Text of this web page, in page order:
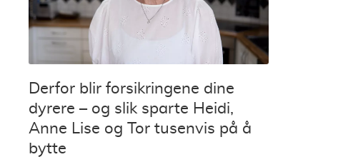
Derfor blir forsikringene dine
dyrere – og slik sparte Heidi,
Anne Lise og Tor tusenvis på å
bytte